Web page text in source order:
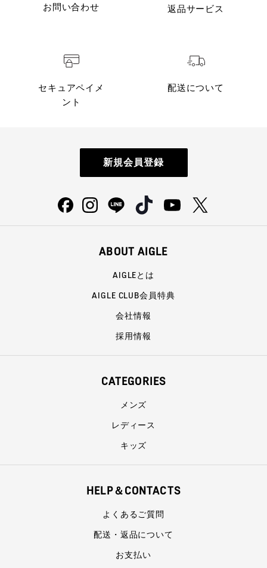
お問い合わせ 返品サービス
セキュアペイメ
ント
配送について
新規会員登録
ABOUT AIGLE
AIGLEとは
AIGLE CLUB会員特典
会社情報
採用情報
CATEGORIES
メンズ
レディース
キッズ
HELP＆CONTACTS
よくあるご質問
配送・返品について
お支払い